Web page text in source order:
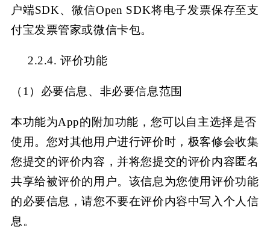
户端SDK、微信Open SDK将电子发票保存至支
付宝发票管家或微信卡包。
2.2.4. 评价功能
（ 1）必要信息、非必要信息范围
本功能为App的附加功能，您可以自主选择是否
使用。您对其他用户进行评价时，极客修会收集
您提交的评价内容，并将您提交的评价内容匿名
共享给被评价的用户。该信息为您使用评价功能
的必要信息，请您不要在评价内容中写入个人信
息。